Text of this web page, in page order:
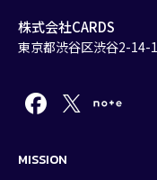
株式会社CARDS
東京都渋谷区渋谷2-14-
MISSION